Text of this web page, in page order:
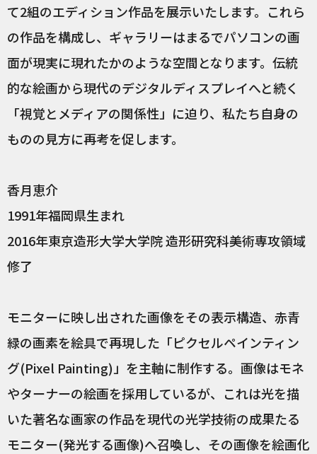
て2組のエディション作品を展示いたします。これら
の作品を構成し、ギャラリーはまるでパソコンの画
面が現実に現れたかのような空間となります。伝統
的な絵画から現代のデジタルディスプレイへと続く
「視覚とメディアの関係性」に迫り、私たち自身の
ものの見方に再考を促します。
香月恵介
1991年福岡県生まれ
2016年東京造形大学大学院 造形研究科美術専攻領域
修了
モニターに映し出された画像をその表示構造、赤青
緑の画素を絵具で再現した「ピクセルペインティン
グ(Pixel Painting)」を主軸に制作する。画像はモネ
やターナーの絵画を採用しているが、これは光を描
いた著名な画家の作品を現代の光学技術の成果たる
モニター(発光する画像)へ召喚し、その画像を絵画化